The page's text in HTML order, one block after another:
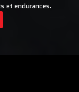
et endurances.